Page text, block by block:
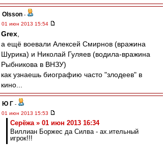
Olsson -
01 июн 2013 15:54
Grex
а ещё воевали Алексей Смирнов (вражина
Шурика) и Николай Гуляев (водила-вражина
Рыбникова в ВНЗУ)
как узнаешь биографию часто "злодеев" в
кино...
Ю Г -
01 июн 2013 15:53
Серёжа » 01 июн 2013 16:34
Виллиан Боржес да Силва - ах.ительный
игрок!!!